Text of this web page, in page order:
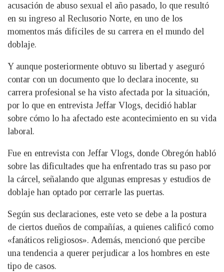
acusación de abuso sexual el año pasado, lo que resultó
en su ingreso al Reclusorio Norte, en uno de los
momentos más difíciles de su carrera en el mundo del
doblaje.
Y aunque posteriormente obtuvo su libertad y aseguró
contar con un documento que lo declara inocente, su
carrera profesional se ha visto afectada por la situación,
por lo que en entrevista Jeffar Vlogs, decidió hablar
sobre cómo lo ha afectado este acontecimiento en su vida
laboral.
Fue en entrevista con Jeffar Vlogs, donde Obregón habló
sobre las dificultades que ha enfrentado tras su paso por
la cárcel, señalando que algunas empresas y estudios de
doblaje han optado por cerrarle las puertas.
Según sus declaraciones, este veto se debe a la postura
de ciertos dueños de compañías, a quienes calificó como
«fanáticos religiosos». Además, mencionó que percibe
una tendencia a querer perjudicar a los hombres en este
tipo de casos.